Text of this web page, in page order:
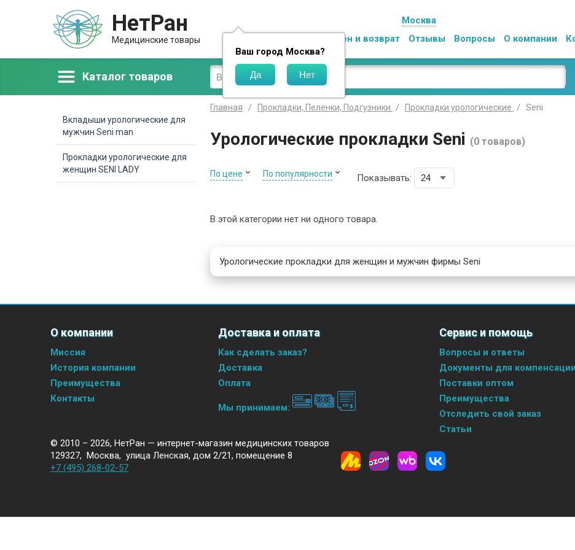
НетРан
Медицинские товары
Москва
Ваш город Москва?
Обмен и возврат Отзывы Вопросы О компании
Каталог товаров
Вкладыши урологические для
мужчин Seni man
Прокладки урологические для
женщин SENI LADY
Главная Прокладки, Пеленки, Подгузники Прокладки урологические Seni
Урологические прокладки Seni (0 товаров)
По цене По популярности Показывать:
В этой категории нет ни одного товара.
Урологические прокладки для женщин и мужчин фирмы Seni
О компании
Миссия
История компании
Преимущества
Контакты
Доставка и оплата
Как сделать заказ?
Доставка
Оплата
Мы принимаем:
Сервис и помощь
Вопросы и ответы
Документы для
Поставки оптом
Преимущества
Отследить свой заказ
Статьи
© 2010 – 2026, НетРан — интернет-магазин медицинских товаров
129327, Москва, улица Ленская, дом 2/21, помещение 8
+7 (495) 268-02-57